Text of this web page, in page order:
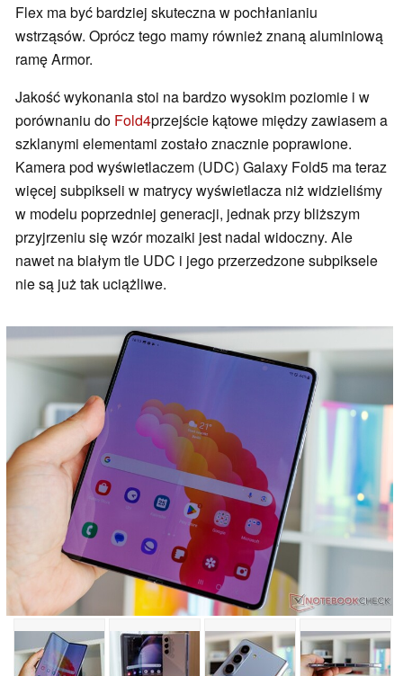
Flex ma być bardziej skuteczna w pochłanianiu
wstrząsów. Oprócz tego mamy również znaną aluminiową
ramę Armor.
Jakość wykonania stoi na bardzo wysokim poziomie i w
porównaniu do Fold4przejście kątowe między zawiasem a
szklanymi elementami zostało znacznie poprawione.
Kamera pod wyświetlaczem (UDC) Galaxy Fold5 ma teraz
więcej subpikseli w matrycy wyświetlacza niż widzieliśmy
w modelu poprzedniej generacji, jednak przy bliższym
przyjrzeniu się wzór mozaiki jest nadal widoczny. Ale
nawet na białym tle UDC i jego przerzedzone subpiksele
nie są już tak uciążliwe.